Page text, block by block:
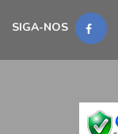
SIGA-NOS